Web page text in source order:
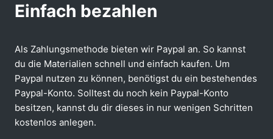
Einfach bezahlen
Als Zahlungsmethode bieten wir Paypal an. So kannst
du die Materialien schnell und einfach kaufen. Um
Paypal nutzen zu können, benötigst du ein bestehendes
Paypal-Konto. Solltest du noch kein Paypal-Konto
besitzen, kannst du dir dieses in nur wenigen Schritten
kostenlos anlegen.